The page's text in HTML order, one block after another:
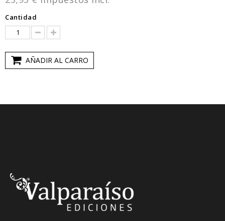
Cantidad
AÑADIR AL CARRO